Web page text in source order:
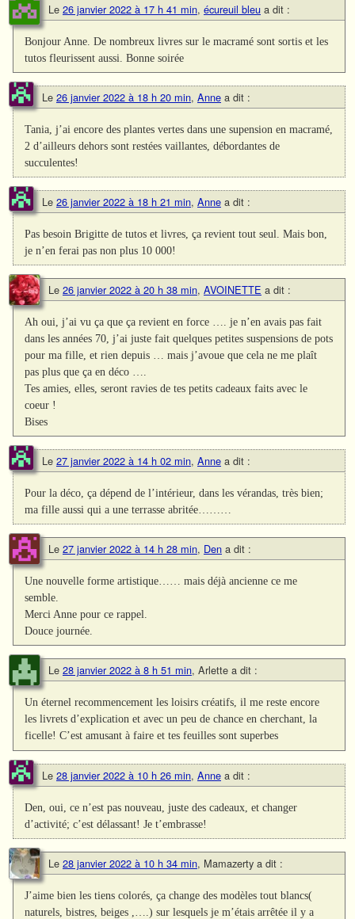
Le 26 janvier 2022 à 17 h 41 min, écureuil bleu a dit :
Bonjour Anne. De nombreux livres sur le macramé sont sortis et les
tutos fleurissent aussi. Bonne soirée
Le 26 janvier 2022 à 18 h 20 min, Anne a dit :
Tania, j’ai encore des plantes vertes dans une supension en macramé,
2 d’ailleurs dehors sont restées vaillantes, débordantes de
succulentes!
Le 26 janvier 2022 à 18 h 21 min, Anne a dit :
Pas besoin Brigitte de tutos et livres, ça revient tout seul. Mais bon,
je n’en ferai pas non plus 10 000!
Le 26 janvier 2022 à 20 h 38 min, AVOINETTE a dit :
Ah oui, j’ai vu ça que ça revient en force …. je n’en avais pas fait
dans les années 70, j’ai juste fait quelques petites suspensions de pots
pour ma fille, et rien depuis … mais j’avoue que cela ne me plaît
pas plus que ça en déco ….
Tes amies, elles, seront ravies de tes petits cadeaux faits avec le
coeur !
Bises
Le 27 janvier 2022 à 14 h 02 min, Anne a dit :
Pour la déco, ça dépend de l’intérieur, dans les vérandas, très bien;
ma fille aussi qui a une terrasse abritée………
Le 27 janvier 2022 à 14 h 28 min, Den a dit :
Une nouvelle forme artistique…… mais déjà ancienne ce me
semble.
Merci Anne pour ce rappel.
Douce journée.
Le 28 janvier 2022 à 8 h 51 min, Arlette a dit :
Un éternel recommencement les loisirs créatifs, il me reste encore
les livrets d’explication et avec un peu de chance en cherchant, la
ficelle! C’est amusant à faire et tes feuilles sont superbes
Le 28 janvier 2022 à 10 h 26 min, Anne a dit :
Den, oui, ce n’est pas nouveau, juste des cadeaux, et changer
d’activité; c’est délassant! Je t’embrasse!
Le 28 janvier 2022 à 10 h 34 min, Mamazerty a dit :
J’aime bien les tiens colorés, ça change des modèles tout blancs(
naturels, bistres, beiges ,….) sur lesquels je m’étais arrêtée il y a